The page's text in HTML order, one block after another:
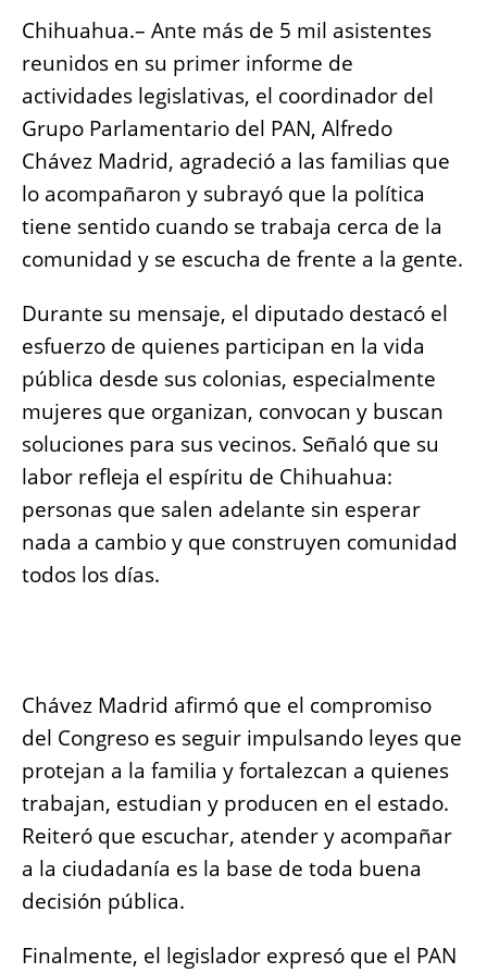
o
k
p er k
Chihuahua.– Ante más de 5 mil asistentes
reunidos en su primer informe de
actividades legislativas, el coordinador del
Grupo Parlamentario del PAN, Alfredo
Chávez Madrid, agradeció a las familias que
lo acompañaron y subrayó que la política
tiene sentido cuando se trabaja cerca de la
comunidad y se escucha de frente a la gente.
Durante su mensaje, el diputado destacó el
esfuerzo de quienes participan en la vida
pública desde sus colonias, especialmente
mujeres que organizan, convocan y buscan
soluciones para sus vecinos. Señaló que su
labor refleja el espíritu de Chihuahua:
personas que salen adelante sin esperar
nada a cambio y que construyen comunidad
todos los días.
Chávez Madrid afirmó que el compromiso
del Congreso es seguir impulsando leyes que
protejan a la familia y fortalezcan a quienes
trabajan, estudian y producen en el estado.
Reiteró que escuchar, atender y acompañar
a la ciudadanía es la base de toda buena
decisión pública.
Finalmente, el legislador expresó que el PAN